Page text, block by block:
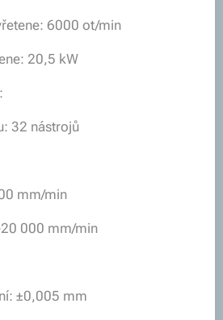
6000 ot/min
20,5 kW
32 nástrojů
mm/min
000 mm/min
±0,005 mm